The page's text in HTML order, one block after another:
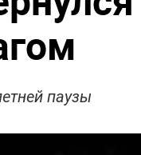
паузы